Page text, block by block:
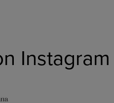
Instagram